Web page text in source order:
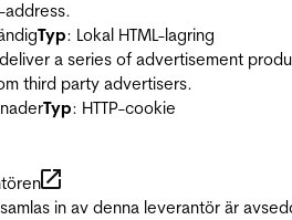
address.
Typ: Lokal HTML-lagring
a series of advertisement
third party advertisers.
Typ: HTTP-cookie
in av denna leverantör är